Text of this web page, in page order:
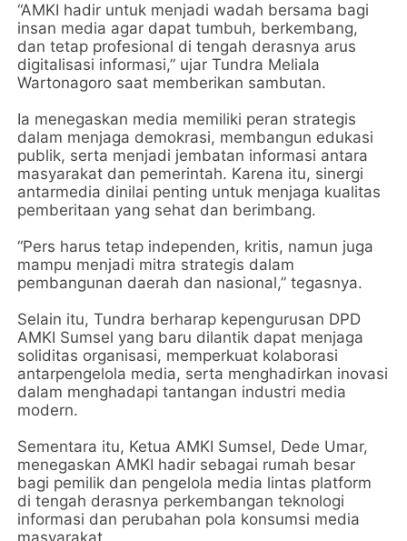
“AMKI hadir untuk menjadi wadah bersama bagi
insan media agar dapat tumbuh, berkembang,
dan tetap profesional di tengah derasnya arus
digitalisasi informasi,” ujar Tundra Meliala
Wartonagoro saat memberikan sambutan.
Ia menegaskan media memiliki peran strategis
dalam menjaga demokrasi, membangun edukasi
publik, serta menjadi jembatan informasi antara
masyarakat dan pemerintah. Karena itu, sinergi
antarmedia dinilai penting untuk menjaga kualitas
pemberitaan yang sehat dan berimbang.
“Pers harus tetap independen, kritis, namun juga
mampu menjadi mitra strategis dalam
pembangunan daerah dan nasional,” tegasnya.
Selain itu, Tundra berharap kepengurusan DPD
AMKI Sumsel yang baru dilantik dapat menjaga
soliditas organisasi, memperkuat kolaborasi
antarpengelola media, serta menghadirkan inovasi
dalam menghadapi tantangan industri media
modern.
Sementara itu, Ketua AMKI Sumsel, Dede Umar,
menegaskan AMKI hadir sebagai rumah besar
bagi pemilik dan pengelola media lintas platform
di tengah derasnya perkembangan teknologi
informasi dan perubahan pola konsumsi media
masyarakat.